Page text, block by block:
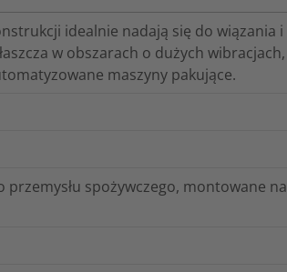
idealnie nadają się do wiązania i
w obszarach o dużych wibracjach,
maszyny pakujące.
spożywczego, montowane na